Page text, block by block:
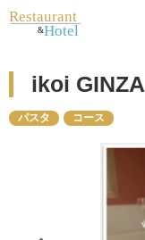
ikoi GINZA
パスタ コース